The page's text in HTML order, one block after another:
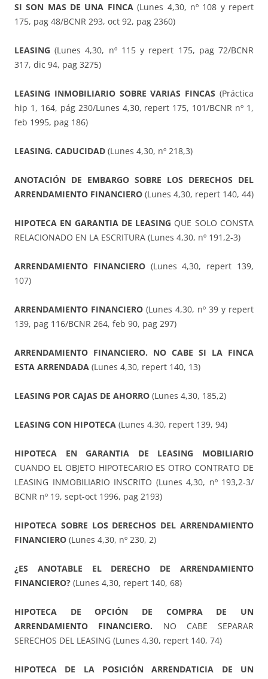
SI SON MAS DE UNA FINCA(Lunes 4,30, nº 108 y repert
175, pag 48/BCNR 293, oct 92, pag 2360)
LEASING (Lunes 4,30, nº 115 y repert 175, pag 72/BCNR
317, dic 94, pag 3275)
LEASING INMOBILIARIO SOBRE VARIAS FINCAS (Práctica
hip 1, 164, pág 230/Lunes 4,30, repert 175, 101/BCNR nº 1,
feb 1995, pag 186)
LEASING. CADUCIDAD (Lunes 4,30, nº 218,3)
ANOTACIÓN DE EMBARGO SOBRE LOS DERECHOS DEL
ARRENDAMIENTO FINANCIERO (Lunes 4,30, repert 140, 44)
HIPOTECA EN GARANTIA DE LEASING QUE SOLO CONSTA
RELACIONADO EN LA ESCRITURA (Lunes 4,30, nº 191,2-3)
ARRENDAMIENTO FINANCIERO(Lunes 4,30, repert 139,
107)
ARRENDAMIENTO FINANCIERO (Lunes 4,30, nº 39 y repert
139, pag 116/BCNR 264, feb 90, pag 297)
ARRENDAMIENTO FINANCIERO. NO CABE SI LA FINCA
ESTA ARRENDADA (Lunes 4,30, repert 140, 13)
LEASING POR CAJAS DE AHORRO (Lunes 4,30, 185,2)
LEASING CON HIPOTECA (Lunes 4,30, repert 139, 94)
HIPOTECA EN GARANTIA DE LEASING MOBILIARIO
CUANDO EL OBJETO HIPOTECARIO ES OTRO CONTRATO DE
LEASING INMOBILIARIO INSCRITO (Lunes 4,30, nº 193,2-3/
BCNR nº 19, sept-oct 1996, pag 2193)
HIPOTECA SOBRE LOS DERECHOS DEL ARRENDAMIENTO
FINANCIERO (Lunes 4,30, nº 230, 2)
¿ES ANOTABLE EL DERECHO DE ARRENDAMIENTO
FINANCIERO? (Lunes 4,30, repert 140, 68)
HIPOTECA DE OPCIÓN DE COMPRA DE UN
ARRENDAMIENTO FINANCIERO. NO CABE SEPARAR
SERECHOS DEL LEASING (Lunes 4,30, repert 140, 74)
HIPOTECA DE LA POSICIÓN ARRENDATICIA DE UN